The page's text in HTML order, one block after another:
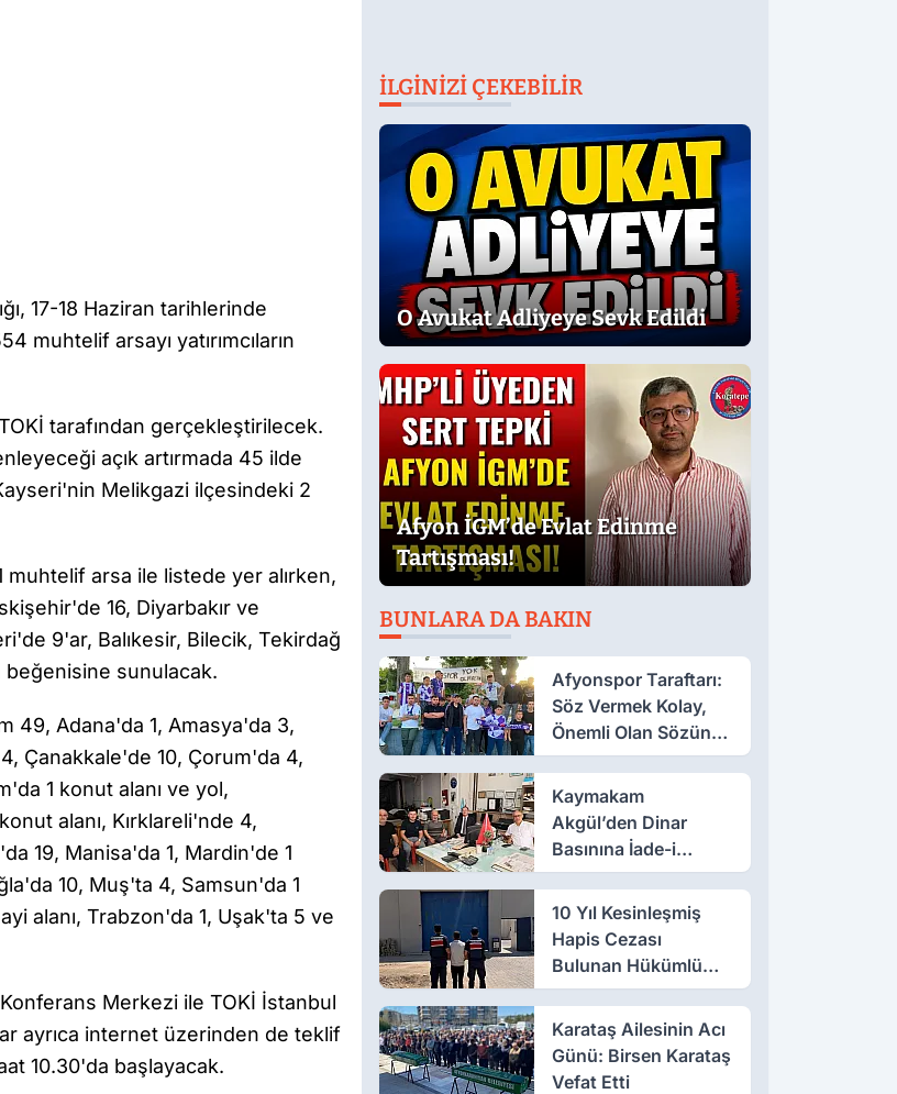
17-18 Haziran tarihlerinde
arsayı yatırımcıların
tarafından gerçekleştirilecek.
açık artırmada 45 ilde
Melikgazi ilçesindeki 2
muhtelif arsa ile listede yer alırken,
16, Diyarbakır ve
9'ar, Balıkesir, Bilecik, Tekirdağ
beğenisine sunulacak.
49, Adana'da 1, Amasya'da 3,
Çanakkale'de 10, Çorum'da 4,
1 konut alanı ve yol,
alanı, Kırklareli'nde 4,
19, Manisa'da 1, Mardin'de 1
10, Muş'ta 4, Samsun'da 1
alanı, Trabzon'da 1, Uşak'ta 5 ve
Merkezi ile TOKİ İstanbul
ayrıca internet üzerinden de teklif
10.30'da başlayacak.
İLGINIZI ÇEKEBILIR
O Avukat Adliyeye Sevk Edildi
Afyon İGM’de Evlat Edinme
Tartışması!
BUNLARA DA BAKIN
Afyonspor Taraftarı:
Söz Vermek Kolay,
Önemli Olan Sözün
Arkasında Durmak
Kaymakam
Akgül’den Dinar
Basınına İade-i
Ziyaret
10 Yıl Kesinleşmiş
Hapis Cezası
Bulunan Hükümlü
Salar’da Yakalandı
Karataş Ailesinin Acı
Günü: Birsen Karataş
Vefat Etti